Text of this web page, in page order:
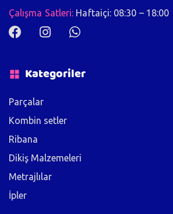
Çalışma Satleri: Haftaiçi: 08:30 – 18:00
Kategoriler
Parçalar
Kombin setler
Ribana
Dikiş Malzemeleri
Metrajlılar
İpler